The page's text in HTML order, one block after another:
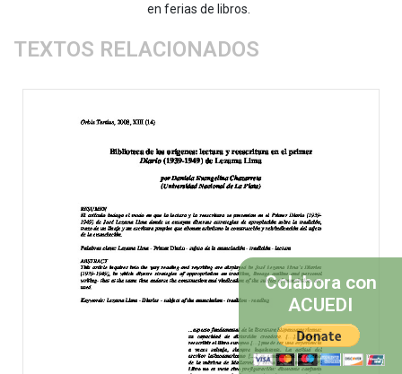
en ferias de libros.
TEXTOS RELACIONADOS
Colabora con
ACUEDI